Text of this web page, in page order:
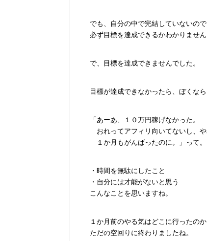
でも、自分の中で完結していないので
必ず目標を達成できるかわかりません
で、目標を達成できませんでした。
目標が達成できなかったら、ぼくなら
「あーあ、１０万円稼げなかった。
おれってアフィリ向いてないし、や
１か月もがんばったのに。」って。
・時間を無駄にしたこと
・自分には才能がないと思う
こんなことを思いますね。
１か月前のやる気はどこに行ったのか
ただの空回りに終わりましたね。